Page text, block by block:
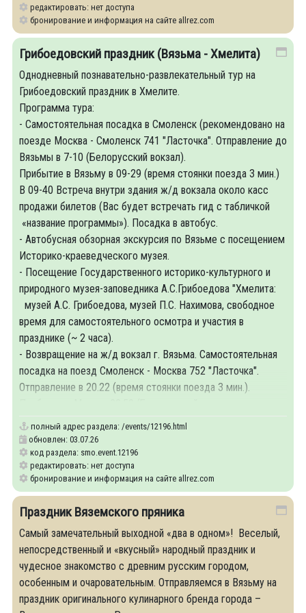
редактировать: нет доступа
бронирование и информация на сайте allrez.com
Грибоедовский праздник (Вязьма - Хмелита)
Однодневный познавательно-развлекательный тур на
Грибоедовский праздник в Хмелите.
Программа тура:
- Самостоятельная посадка в Смоленск (рекомендовано на
поезде Москва - Смоленск 741 "Ласточка". Отправление до
Вязьмы в 7-10 (Белорусский вокзал).
Прибытие в Вязьму в 09-29 (время стоянки поезда 3 мин.)
В 09-40 Встреча внутри здания ж/д вокзала около касс
продажи билетов (Вас будет встречать гид с табличкой
«название программы»). Посадка в автобус.
- Автобусная обзорная экскурсия по Вязьме с посещением
Историко-краеведческого музея.
- Посещение Государственного историко-культурного и
природного музея-заповедника А.С.Грибоедова "Хмелита:
музей А.С. Грибоедова, музей П.С. Нахимова, свободное
время для самостоятельного осмотра и участия в
празднике (~ 2 часа).
- Возвращение на ж/д вокзал г. Вязьма. Самостоятельная
посадка на поезд Смоленск - Москва 752 "Ласточка".
Отправление в 20.22 (время стоянки поезда 3 мин.).
полный адрес раздела: /events/12196.html
обновлен: 03.07.26
код раздела: smo.event.12196
редактировать: нет доступа
бронирование и информация на сайте allrez.com
Праздник Вяземского пряника
Самый замечательный выходной «два в одном»! Веселый,
непосредственный и «вкусный» народный праздник и
чудесное знакомство с древним русским городом,
особенным и очаровательным. Отправляемся в Вязьму на
праздник оригинального кулинарного бренда города –